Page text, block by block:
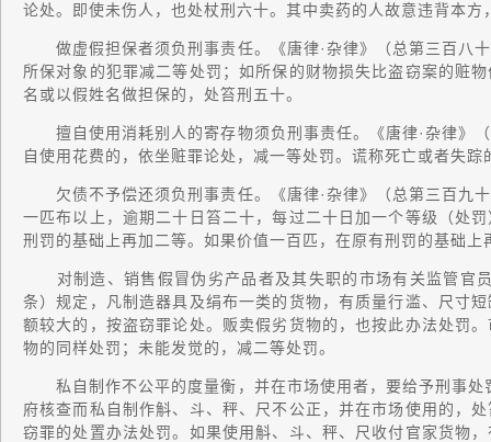
论处。即使未伤人，也处杖刑六十。其中卖药的人故意违背本
做虚假担保者须负刑事责任。《唐律·杂律》（总第三百八
所保对象的犯罪减二等处罚；如所保的财物损失比盗窃案的赃
名或以假姓名做担保的，处笞刑五十。
擅自使用消耗别人的寄存物须负刑事责任。《唐律·杂律》
自使用花费的，依坐赃罪论处，减一等处罚。谎称死亡或者失
欠债不予偿还须负刑事责任。《唐律·杂律》（总第三百九
一匹布以上，逾期二十日笞二十，每过二十日加一个等级（处
刑罚的基础上再加二等。如果价值一百匹，在原有刑罚的基础
对制造、销售假冒伪劣产品者及其失职的市场有关监管官
条）规定，凡制造器具及绢布一类的货物，有质量行滥、尺寸
额较大的，按盗窃罪论处。贩卖假劣货物的，也按此办法处罚
物的同样处罚；未能发觉的，减二等处罚。
私自制作不公平的度量衡，并在市场使用者，要给予刑事处
府核查而私自制作斛、斗、秤、尺不公正，并在市场使用的，
窃罪的处置办法处罚。如果使用斛、斗、秤、尺收付官家货物